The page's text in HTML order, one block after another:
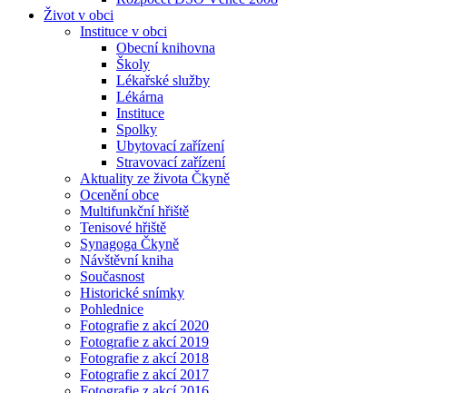
Život v obci
Instituce v obci
Obecní knihovna
Školy
Lékařské služby
Lékárna
Instituce
Spolky
Ubytovací zařízení
Stravovací zařízení
Aktuality ze života Čkyně
Ocenění obce
Multifunkční hřiště
Tenisové hřiště
Synagoga Čkyně
Návštěvní kniha
Současnost
Historické snímky
Pohlednice
Fotografie z akcí 2020
Fotografie z akcí 2019
Fotografie z akcí 2018
Fotografie z akcí 2017